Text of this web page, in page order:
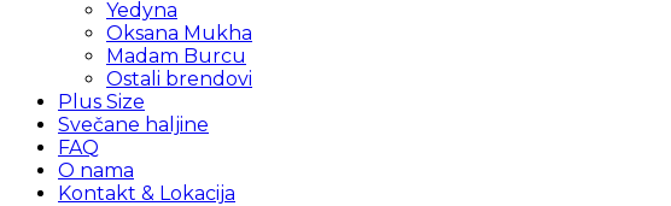
Yedyna
Oksana Mukha
Madam Burcu
Ostali brendovi
Plus Size
Svečane haljine
FAQ
O nama
Kontakt & Lokacija